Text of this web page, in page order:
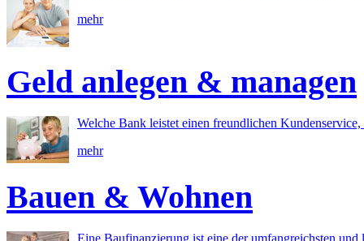
mehr
Geld anlegen & managen
Welche Bank leistet einen freundlichen
mehr
Bauen & Wohnen
Eine Baufinanzierung ist eine der umfangreichsten